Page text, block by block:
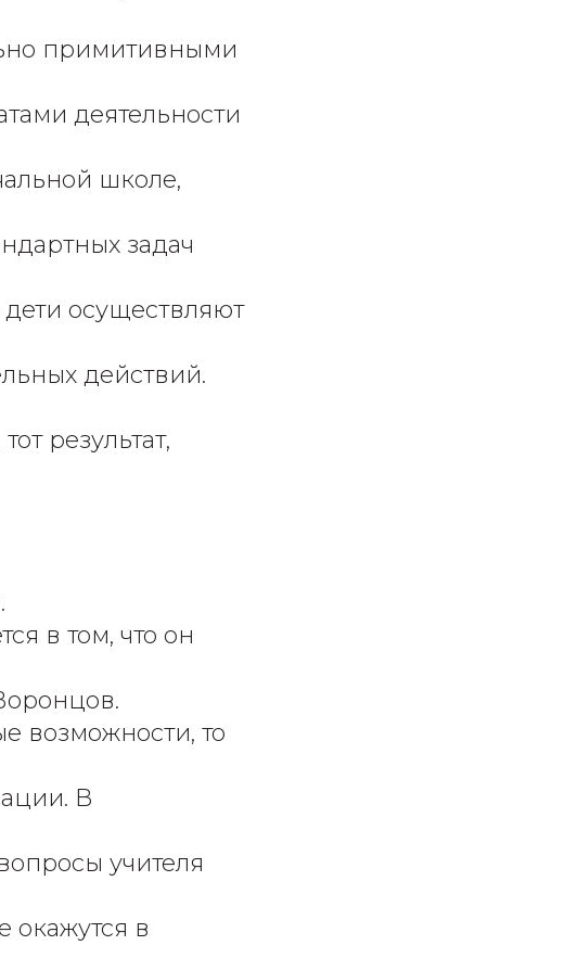
примитивными
деятельности
школе,
задач
осуществляют
действий.
результат,
в том, что он
возможности, то
В
учителя
окажутся в